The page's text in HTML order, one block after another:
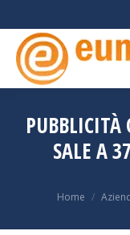
SALE A
You are here:
Home